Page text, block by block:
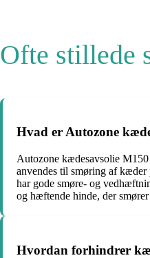
Ofte stillede
Hvad er Autozone
Autozone kædesavsolie
anvendes til smøring af
har gode smøre- og
og hæftende hinde, der
Hvordan forhindrer